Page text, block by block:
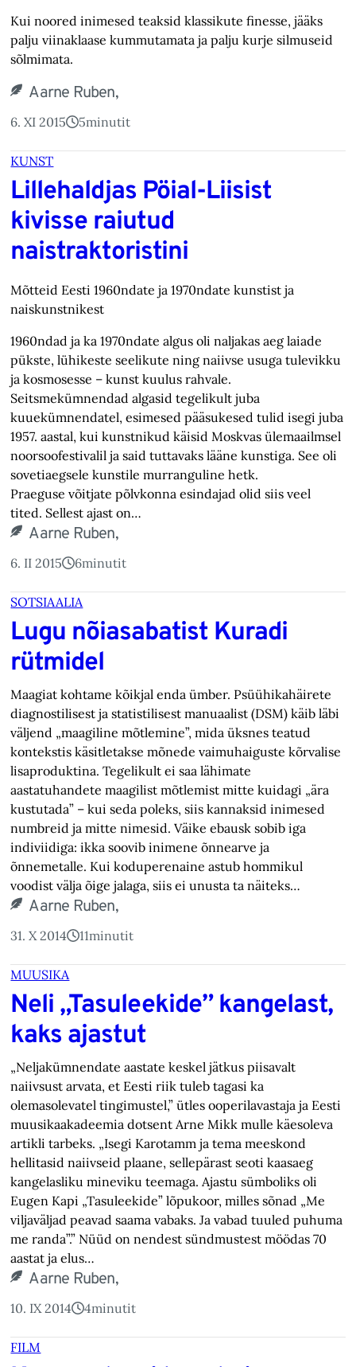
Kui noored inimesed teaksid klassikute finesse, jääks
palju viinaklaase kummutamata ja palju kurje silmuseid
sõlmimata.
Aarne Ruben,
6. XI 2015 5minutit
KUNST
Lillehaldjas Pöial-Liisist
kivisse raiutud
naistraktoristini
Mõtteid Eesti 1960ndate ja 1970ndate kunstist ja
naiskunstnikest
1960ndad ja ka 1970ndate algus oli naljakas aeg laiade
pükste, lühikeste seelikute ning naiivse usuga tulevikku
ja kosmosesse – kunst kuulus rahvale.
Seitsmekümnendad algasid tegelikult juba
kuuekümnendatel, esimesed pääsukesed tulid isegi juba
1957. aastal, kui kunstnikud käisid Moskvas ülemaailmsel
noorsoofestivalil ja said tuttavaks lääne kunstiga. See oli
sovetiaegsele kunstile murranguline hetk.
Praeguse võitjate põlvkonna esindajad olid siis veel
tited. Sellest ajast on…
Aarne Ruben,
6. II 2015 6minutit
SOTSIAALIA
Lugu nõiasabatist Kuradi
rütmidel
Maagiat kohtame kõikjal enda ümber. Psüühikahäirete
diagnostilisest ja statistilisest manuaalist (DSM) käib läbi
väljend „maagiline mõtlemine”, mida üksnes teatud
kontekstis käsitletakse mõnede vaimuhaiguste kõrvalise
lisaproduktina. Tegelikult ei saa lähimate
aastatuhandete maagilist mõtlemist mitte kuidagi „ära
kustutada” – kui seda poleks, siis kannaksid inimesed
numbreid ja mitte nimesid. Väike ebausk sobib iga
indiviidiga: ikka soovib inimene õnnearve ja
õnnemetalle. Kui koduperenaine astub hommikul
voodist välja õige jalaga, siis ei unusta ta näiteks…
Aarne Ruben,
31. X 2014 11minutit
MUUSIKA
Neli „Tasuleekide” kangelast,
kaks ajastut
„Neljakümnendate aastate keskel jätkus piisavalt
naiivsust arvata, et Eesti riik tuleb tagasi ka
olemasolevatel tingimustel,” ütles ooperilavastaja ja Eesti
muusikaakadeemia dotsent Arne Mikk mulle käesoleva
artikli tarbeks. „Isegi Karotamm ja tema meeskond
hellitasid naiivseid plaane, sellepärast seoti kaasaeg
kangelasliku mineviku teemaga. Ajastu sümboliks oli
Eugen Kapi „Tasuleekide” lõpukoor, milles sõnad „Me
viljaväljad peavad saama vabaks. Ja vabad tuuled puhuma
me randa”.” Nüüd on nendest sündmustest möödas 70
aastat ja elus…
Aarne Ruben,
10. IX 2014 4minutit
FILM